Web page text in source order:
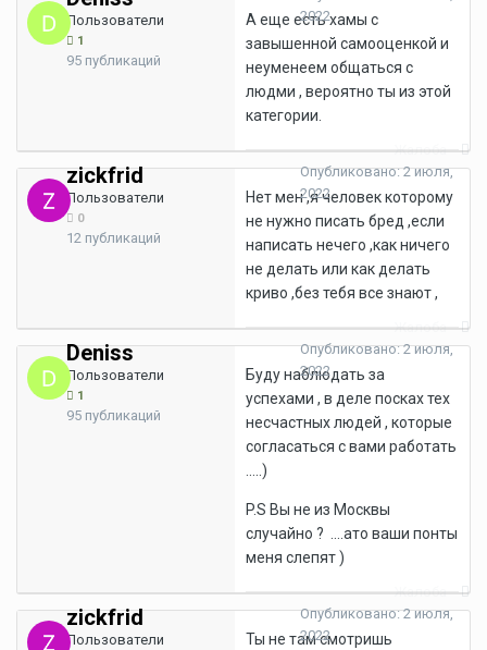
Пользователи
1
95 публикаций
2022
А еще есть хамы с
завышенной самооценкой и
неуменеем общаться с
людми , вероятно ты из этой
категории.
zickfrid
Пользователи
0
12 публикаций
Жалоба
Опубликовано:2 июля,
2022
Нет мен ,я человек которому
не нужно писать бред ,если
написать нечего ,как ничего
не делать или как делать
криво ,без тебя все знают ,
Deniss
Пользователи
1
95 публикаций
Жалоба
Опубликовано:2 июля,
2022
Буду наблюдать за
успехами , в деле посках тех
несчастных людей , которые
согласаться с вами работать
.....)
P.S Вы не из Москвы
случайно ? ....ато ваши понты
меня слепят )
zickfrid
Пользователи
Жалоба
Опубликовано:2 июля,
2022
Ты не там смотришь